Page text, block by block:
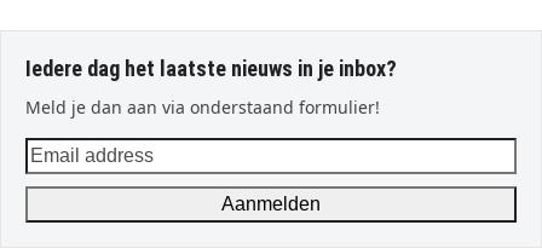
Iedere dag het laatste nieuws in je inbox?
Meld je dan aan via onderstaand formulier!
Email
address
Aanmelden